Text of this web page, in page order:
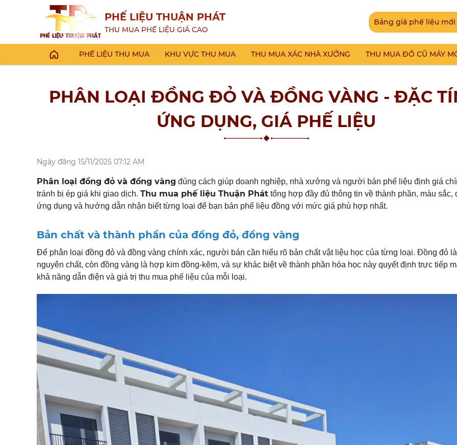
PHẾ LIỆU THUẬN PHÁT
THU MUA PHẾ LIỆU GIÁ CAO
Bảng giá phế liệu
PHẾ LIỆU THU MUA KHU VỰC THU MUA THU MUA XÁC NHÀ XƯỞNG THU MUA ĐỒ CŨ MÁY
PHÂN LOẠI ĐỒNG ĐỎ VÀ ĐỒNG VÀNG - ĐẶC
ỨNG DỤNG, GIÁ PHẾ LIỆU
Ngày đăng 15/11/2025 07:12 AM
Phân loại đồng đỏ và đồng vàng đúng cách giúp doanh nghiệp, nhà xưởng và người bán phế liệu định giá
tránh bị ép giá khi giao dịch. Thu mua phế liệu Thuận Phát tổng hợp đầy đủ thông tin về thành phần, màu sắc,
ứng dụng và hướng dẫn nhận biết từng loại để bạn bán phế liệu đồng với mức giá phù hợp nhất.
Bản chất và thành phần của đồng đỏ, đồng vàng
Để phân loại đồng đỏ và đồng vàng chính xác, người bán cần hiểu rõ bản chất vật liệu học của từng loại. Đồng đỏ
nguyên chất, còn đồng vàng là hợp kim đồng-kẽm, và sự khác biệt về thành phần hóa học này quyết định trực tiếp
khả năng dẫn điện và giá trị thu mua phế liệu của mỗi loại.